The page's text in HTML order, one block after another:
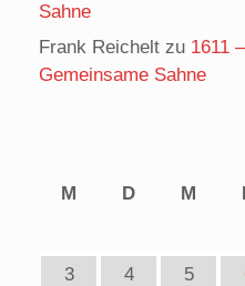
Sahne
Frank Reichelt zu 1611
Gemeinsame Sahne
M
D M
3
4 5